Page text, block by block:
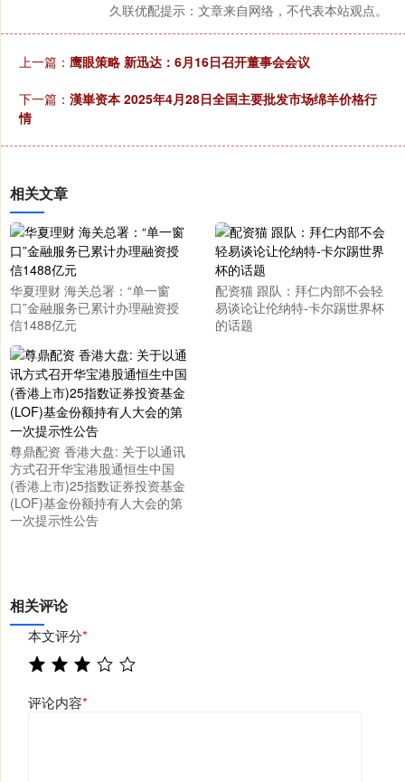
久联优配提示：文章来自网络，不代表本站观点。
上一篇： 鹰眼策略 新迅达：6月16日召开董事会会议
下一篇： 漢崋资本 2025年4月28日全国主要批发市场绵羊价格行
情
相关文章
华夏理财 海关总署：“单一窗
口”金融服务已累计办理融资授
信1488亿元
配资猫 跟队：拜仁内部不会轻
易谈论让伦纳特-卡尔踢世界杯
的话题
尊鼎配资 香港大盘: 关于以通讯
方式召开华宝港股通恒生中国
(香港上市)25指数证券投资基金
(LOF)基金份额持有人大会的第
一次提示性公告
相关评论
本文评分*
评论内容*